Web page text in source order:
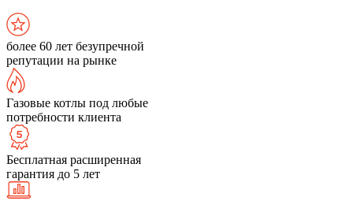
более 60 лет безупречной
репутации на рынке
Газовые котлы под любые
потребности клиента
Бесплатная расширенная
гарантия до 5 лет